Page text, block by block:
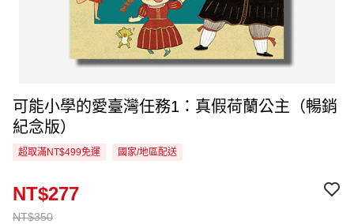
可能小學的愛臺灣任務1：真假荷蘭公主（暢銷
紀念版）
超取滿NT$499免運 國家/地區配送
NT$350
NT$277